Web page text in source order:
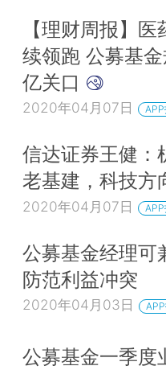
【理财周报】
续领跑 公募基
亿关口
2020年04月07日
信达证券王健：
老基建，科技方
2020年04月07日
公募基金经理可
防范利益冲突
2020年04月03日
公募基金一季度